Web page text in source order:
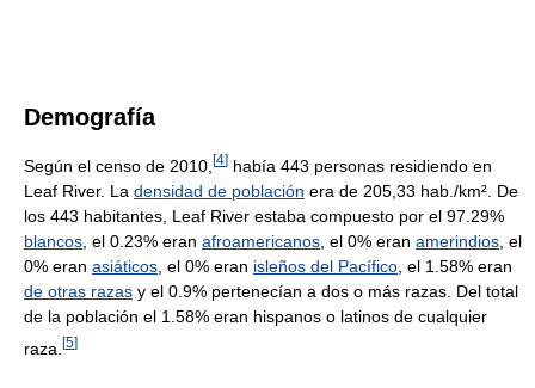
Demografía
Según el censo de 2010, [4] había 443 personas residiendo en
Leaf River. La densidad de población era de 205,33 hab./km². De
los 443 habitantes, Leaf River estaba compuesto por el 97.29%
blancos , el 0.23% eran afroamericanos , el 0% eran amerindios , el
0% eran asiáticos , el 0% eran isleños del Pacífico , el 1.58% eran
de otras razas y el 0.9% pertenecían a dos o más razas. Del total
de la población el 1.58% eran hispanos o latinos de cualquier
raza. [5]